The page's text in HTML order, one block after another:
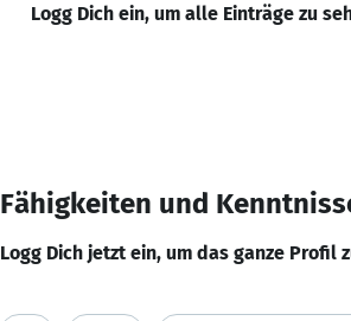
Logg Dich ein, um alle Einträge zu
Fähigkeiten und
Logg Dich jetzt ein, um das ganze Profil